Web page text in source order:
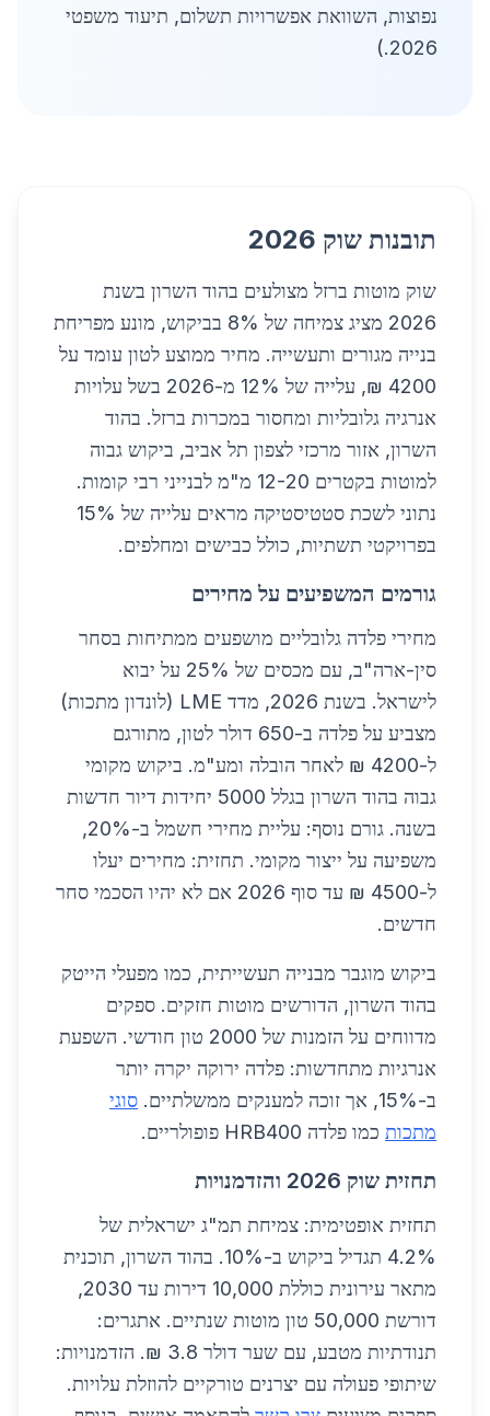
נפוצות, השוואת אפשרויות תשלום, תיעוד משפטי
2026.)
תובנות שוק 2026
שוק מוטות ברזל מצולעים בהוד השרון בשנת
2026 מציג צמיחה של 8% בביקוש, מונע מפריחת
בנייה מגורים ותעשייה. מחיר ממוצע לטון עומד על
4200 ₪, עלייה של 12% מ-2026 בשל עלויות
אנרגיה גלובליות ומחסור במכרות ברזל. בהוד
השרון, אזור מרכזי לצפון תל אביב, ביקוש גבוה
למוטות בקטרים 12-20 מ"מ לבנייני רבי קומות.
נתוני לשכת סטטיסטיקה מראים עלייה של 15%
בפרויקטי תשתיות, כולל כבישים ומחלפים.
גורמים המשפיעים על מחירים
מחירי פלדה גלובליים מושפעים ממתיחות בסחר
סין-ארה"ב, עם מכסים של 25% על יבוא
לישראל. בשנת 2026, מדד LME (לונדון מתכות)
מצביע על פלדה ב-650 דולר לטון, מתורגם
ל-4200 ₪ לאחר הובלה ומע"מ. ביקוש מקומי
גבוה בהוד השרון בגלל 5000 יחידות דיור חדשות
בשנה. גורם נוסף: עליית מחירי חשמל ב-20%,
משפיעה על ייצור מקומי. תחזית: מחירים יעלו
ל-4500 ₪ עד סוף 2026 אם לא יהיו הסכמי סחר
חדשים.
ביקוש מוגבר מבנייה תעשייתית, כמו מפעלי הייטק
בהוד השרון, הדורשים מוטות חזקים. ספקים
מדווחים על הזמנות של 2000 טון חודשי. השפעת
אנרגיות מתחדשות: פלדה ירוקה יקרה יותר
ב-15%, אך זוכה למענקים ממשלתיים.
סוגי
מתכות כמו פלדה HRB400 פופולריים.
תחזית שוק 2026 והזדמנויות
תחזית אופטימית: צמיחת תמ"ג ישראלית של
4.2% תגדיל ביקוש ב-10%. בהוד השרון, תוכנית
מתאר עירונית כוללת 10,000 דירות עד 2030,
דורשת 50,000 טון מוטות שנתיים. אתגרים:
תנודתיות מטבע, עם שער דולר 3.8 ₪. הזדמנויות:
שיתופי פעולה עם יצרנים טורקיים להוזלת עלויות.